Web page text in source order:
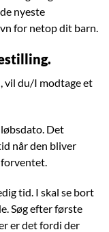
nyeste
for netop dit barn.
vil du/I modtage et
Det
når den bliver
tid. I skal se bort
Søg efter første
er det fordi der